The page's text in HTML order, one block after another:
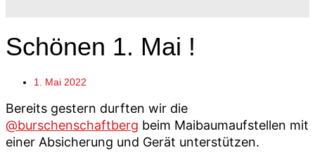
Schönen 1. Mai !
1. Mai 2022
Bereits gestern durften wir die
@burschenschaftberg beim Maibaumaufstellen mit
einer Absicherung und Gerät unterstützen.